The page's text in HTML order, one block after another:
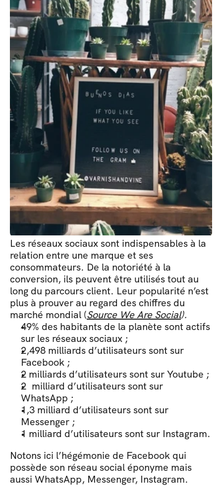
Les réseaux sociaux sont indispensables à la
relation entre une marque et ses
consommateurs. De la notoriété à la
conversion, ils peuvent être utilisés tout au
long du parcours client. Leur popularité n’est
plus à prouver au regard des chiffres du
marché mondial (Source We Are Social).
49% des habitants de la planète sont actifs
sur les réseaux sociaux ;
2,498 milliards d’utilisateurs sont sur
Facebook ;
2 milliards d’utilisateurs sont sur Youtube ;
2  milliard d’utilisateurs sont sur
WhatsApp ;
1,3 milliard d’utilisateurs sont sur
Messenger ;
1 milliard d’utilisateurs sont sur Instagram.
Notons ici l’hégémonie de Facebook qui
possède son réseau social éponyme mais
aussi WhatsApp, Messenger, Instagram.